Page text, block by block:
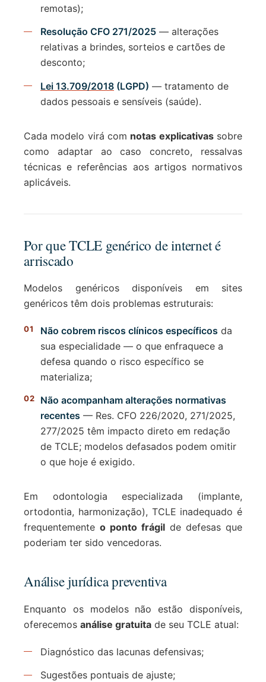
remotas);
Resolução CFO 271/2025 — alterações
relativas a brindes, sorteios e cartões de
desconto;
Lei 13.709/2018 (LGPD) — tratamento de
dados pessoais e sensíveis (saúde).
Cada modelo virá com notas explicativassobre
como adaptar ao caso concreto, ressalvas
técnicas e referências aos artigos normativos
aplicáveis.
Por que TCLE genérico de internet é
arriscado
Modelos genéricos disponíveis em sites
genéricos têm dois problemas estruturais:
Não cobrem riscos clínicos específicos da
sua especialidade — o que enfraquece a
defesa quando o risco específico se
materializa;
Não acompanham alterações normativas
recentes — Res. CFO 226/2020, 271/2025,
277/2025 têm impacto direto em redação
de TCLE; modelos defasados podem omitir
o que hoje é exigido.
Em odontologia especializada (implante,
ortodontia, harmonização), TCLE inadequado é
frequentemente o ponto frágil de defesas que
poderiam ter sido vencedoras.
Análise jurídica preventiva
Enquanto os modelos não estão disponíveis,
oferecemos análise gratuita de seu TCLE atual:
Diagnóstico das lacunas defensivas;
Sugestões pontuais de ajuste;